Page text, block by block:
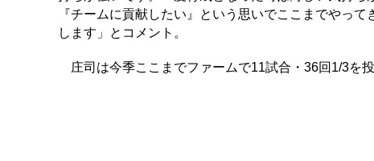
『チームに貢献したい』という思いでここまでやっ
します」とコメント。
庄司は今季ここまでファームで11試合・36回1/3を